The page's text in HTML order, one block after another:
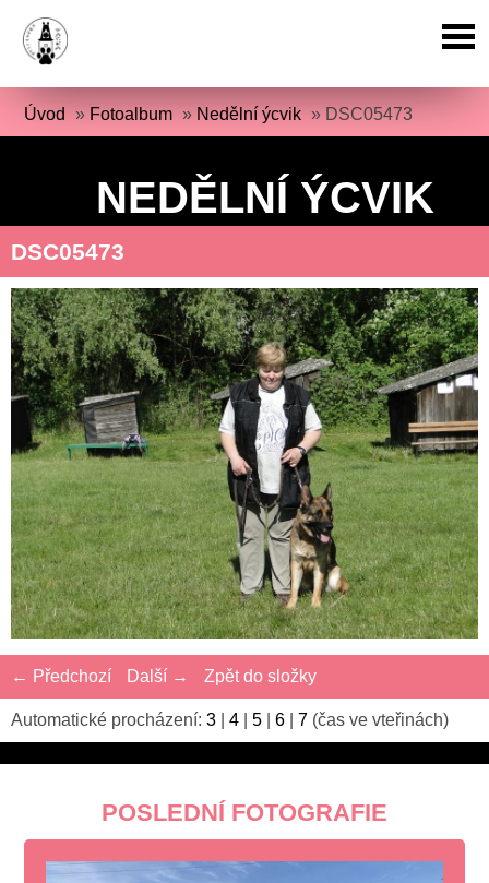
Úvod » Fotoalbum » Nedělní ýcvik » DSC05473
NEDĚLNÍ ÝCVIK
DSC05473
← Předchozí Další → Zpět do složky
Automatické procházení: 3 4 5 6 7 (čas ve vteřinách)
POSLEDNÍ FOTOGRAFIE